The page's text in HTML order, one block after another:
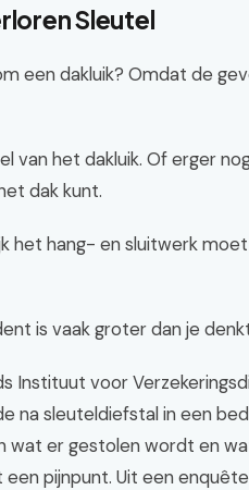
Sleutel
een dakluik? Omdat de
van het dakluik. Of erger
dak kunt.
het hang- en sluitwerk
is vaak groter dan je
Instituut voor
na sleuteldiefstal in een
wat er gestolen wordt en
een pijnpunt. Uit een